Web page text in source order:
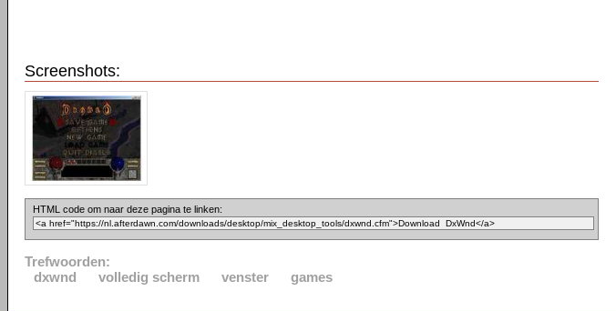
Screenshots:
HTML code om naar deze pagina te linken:
Trefwoorden:
dxwnd
volledig scherm venster games